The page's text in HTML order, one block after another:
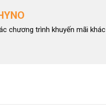
chương trình khuyến mãi khác